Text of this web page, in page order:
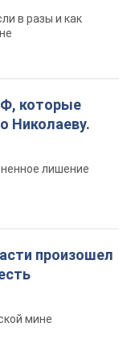
в разы и как
которые
Николаеву.
лишение
произошел
мине